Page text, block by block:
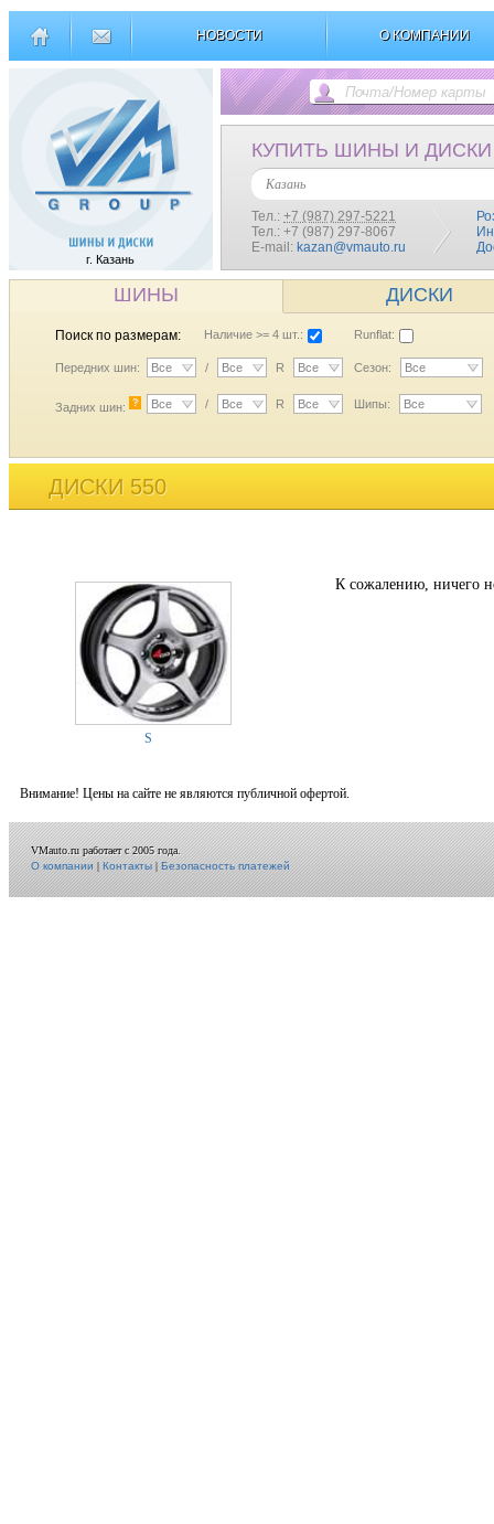
НОВОСТИ О КОМПАНИИ
г. Казань
КУПИТЬ ШИНЫ И ДИСКИ
Казань
Тел.: +7 (987) 297-5221
Тел.: +7 (987) 297-8067
E-mail: kazan@vmauto.ru
ШИНЫ ДИСКИ
Поиск по размерам: Наличие >= 4 шт.: Runflat:
Передних шин: Все / Все R Все Сезон: Все
Задних шин: ? Все / Все R Все Шипы: Все
ДИСКИ 550
S
К сожалению, ничего
Внимание! Цены на сайте не являются публичной офертой.
VMauto.ru работает с 2005 года.
О компании|Контакты|Безопасность платежей